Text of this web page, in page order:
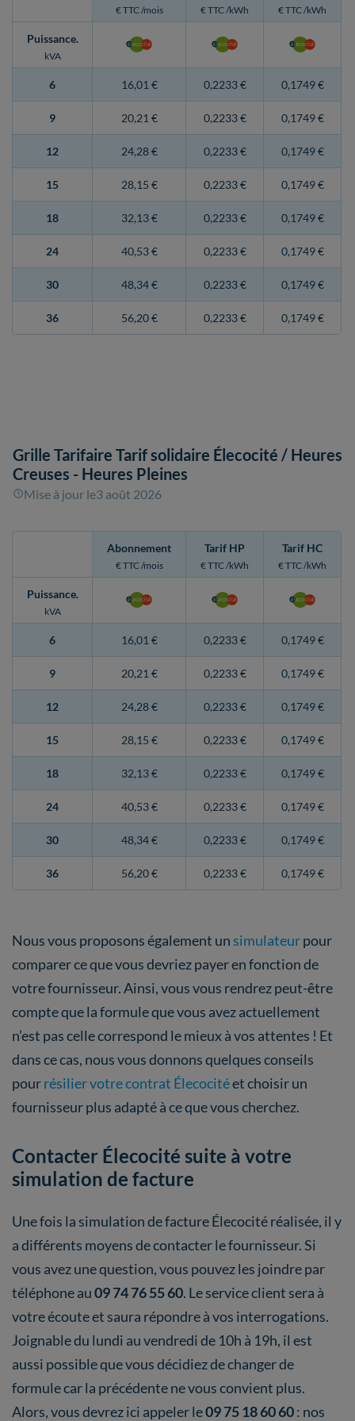
€ TTC /mois € TTC /kWh € TTC /kWh
Puissance.
kVA
6 16,01 € 0,2233 € 0,1749 €
9 20,21 € 0,2233 € 0,1749 €
12 24,28 € 0,2233 € 0,1749 €
15 28,15 € 0,2233 € 0,1749 €
18 32,13 € 0,2233 € 0,1749 €
24 40,53 € 0,2233 € 0,1749 €
30 48,34 € 0,2233 € 0,1749 €
36 56,20 € 0,2233 € 0,1749 €
Grille Tarifaire Tarif solidaire Élecocité / Heures
Creuses - Heures Pleines
Mise à jour le3 août 2026
Abonnement
€ TTC /mois
Tarif HP
€ TTC /kWh
Tarif HC
€ TTC /kWh
Puissance.
kVA
6 16,01 € 0,2233 € 0,1749 €
9 20,21 € 0,2233 € 0,1749 €
12 24,28 € 0,2233 € 0,1749 €
15 28,15 € 0,2233 € 0,1749 €
18 32,13 € 0,2233 € 0,1749 €
24 40,53 € 0,2233 € 0,1749 €
30 48,34 € 0,2233 € 0,1749 €
36 56,20 € 0,2233 € 0,1749 €
Nous vous proposons également unsimulateurpour
comparer ce que vous devriez payer en fonction de
votre fournisseur. Ainsi, vous vous rendrez peut-être
compte que la formule que vous avez actuellement
n’est pas celle correspond le mieux à vos attentes ! Et
dans ce cas, nous vous donnons quelques conseils
pourrésilier votre contrat Élecocitéet choisir un
fournisseur plus adapté à ce que vous cherchez.
Contacter Élecocité suite à votre
simulation de facture
Une fois la simulation de facture Élecocité réalisée, il y
a différents moyens de contacter le fournisseur. Si
vous avez une question, vous pouvez les joindre par
téléphone au09 74 76 55 60. Le service client sera à
votre écoute et saura répondre à vos interrogations.
Joignable du lundi au vendredi de 10h à 19h, il est
aussi possible que vous décidiez de changer de
formule car la précédente ne vous convient plus.
Alors, vous devrez ici appeler le09 75 18 60 60: nos